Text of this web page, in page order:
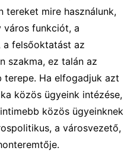
tereket mire használunk,
város funkciót, a
a felsőoktatást az
szakma, ez talán az
Ha elfogadjuk azt
közös ügyeink intézése,
közös ügyeinknek
a városvezető,